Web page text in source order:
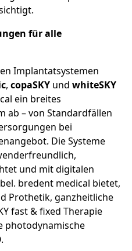
für alle
Implantatsystemen
, copaSKY und whiteSKY
ein breites
ab – von Standardfällen
bei
Die Systeme
und mit digitalen
bredent medical bietet,
Prothetik, ganzheitliche
fast & fixed Therapie
photodynamische